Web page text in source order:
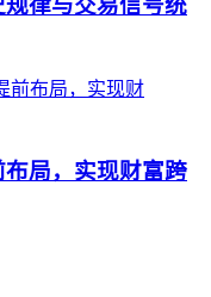
局，实现财富跨